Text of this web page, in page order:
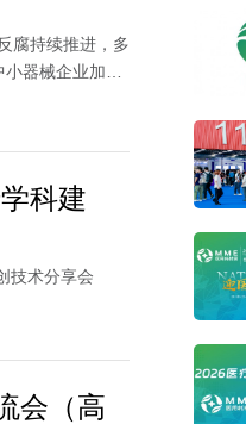
腐持续推进，多
器械企业加速
科建
技术分享会
会（高